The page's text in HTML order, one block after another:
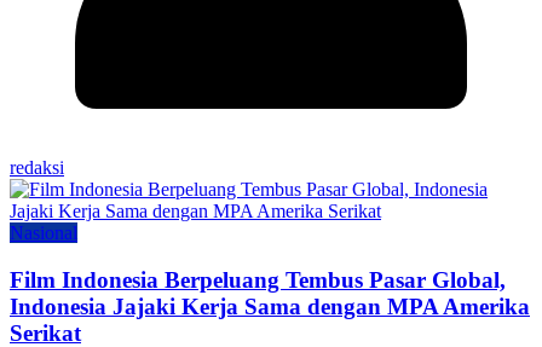
redaksi
Nasional
Film Indonesia Berpeluang Tembus Pasar Global,
Indonesia Jajaki Kerja Sama dengan MPA Amerika
Serikat